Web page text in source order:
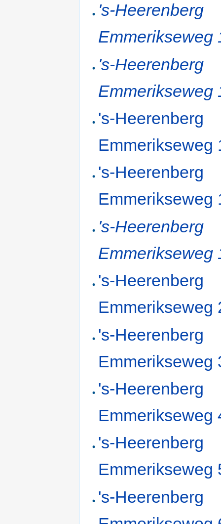
's-Heerenberg
Emmerikseweg
's-Heerenberg
Emmerikseweg
's-Heerenberg
Emmerikseweg
's-Heerenberg
Emmerikseweg
's-Heerenberg
Emmerikseweg
's-Heerenberg
Emmerikseweg
's-Heerenberg
Emmerikseweg
's-Heerenberg
Emmerikseweg
's-Heerenberg
Emmerikseweg
's-Heerenberg